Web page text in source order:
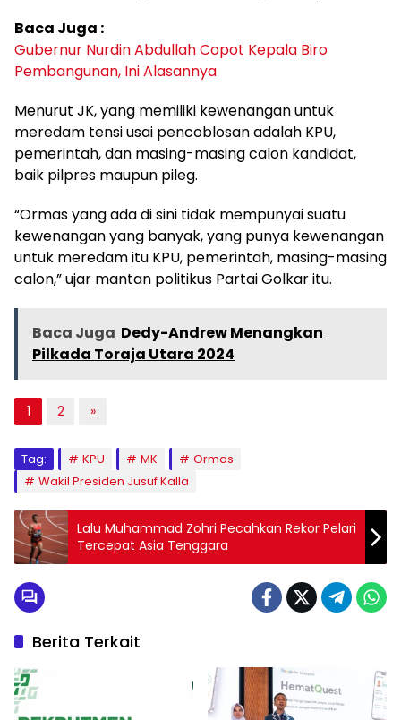
Baca Juga :
Gubernur Nurdin Abdullah Copot Kepala Biro
Pembangunan, Ini Alasannya
Menurut JK, yang memiliki kewenangan untuk
meredam tensi usai pencoblosan adalah KPU,
pemerintah, dan masing-masing calon kandidat,
baik pilpres maupun pileg.
“Ormas yang ada di sini tidak mempunyai suatu
kewenangan yang banyak, yang punya kewenangan
untuk meredam itu KPU, pemerintah, masing-masing
calon,” ujar mantan politikus Partai Golkar itu.
Baca Juga Dedy-Andrew Menangkan
Pilkada Toraja Utara 2024
1 2 »
Tag: KPU MK
Ormas
Wakil Presiden Jusuf Kalla
Lalu Muhammad Zohri Pecahkan Rekor Pelari
Tercepat Asia Tenggara
Berita Terkait